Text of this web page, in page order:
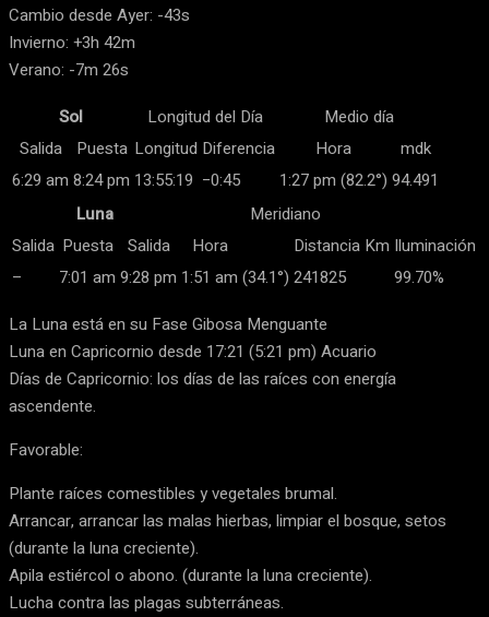
Cambio desde Ayer: -43s
Invierno: +3h 42m
Verano: -7m 26s
Sol
Longitud del Día
Medio día
Salida
Puesta Longitud Diferencia Hora
mdk
6:29 am 8:24 pm 13:55:19 −0:45 1:27 pm (82.2°) 94.491
Luna
Meridiano
Salida Puesta Salida Hora Distancia Km Iluminación
–
7:01 am 9:28 pm 1:51 am (34.1°) 241825
99.70%
La Luna está en su Fase Gibosa Menguante
Luna en Capricornio desde 17:21 (5:21 pm) Acuario
Días de Capricornio: los días de las raíces con energía
ascendente.
Favorable:
Plante raíces comestibles y vegetales brumal.
Arrancar, arrancar las malas hierbas, limpiar el bosque, setos
(durante la luna creciente).
Apila estiércol o abono. (durante la luna creciente).
Lucha contra las plagas subterráneas.